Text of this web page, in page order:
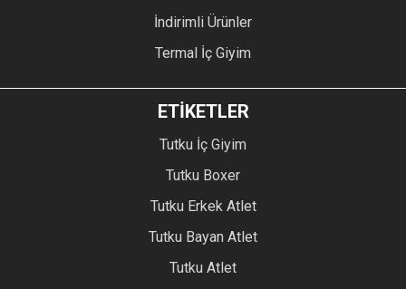
İndirimli Ürünler
Termal İç Giyim
ETİKETLER
Tutku İç Giyim
Tutku Boxer
Tutku Erkek Atlet
Tutku Bayan Atlet
Tutku Atlet